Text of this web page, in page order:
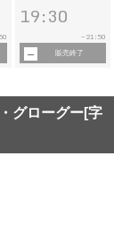
19:30
~ 21:50
販売終了
グローグー[字